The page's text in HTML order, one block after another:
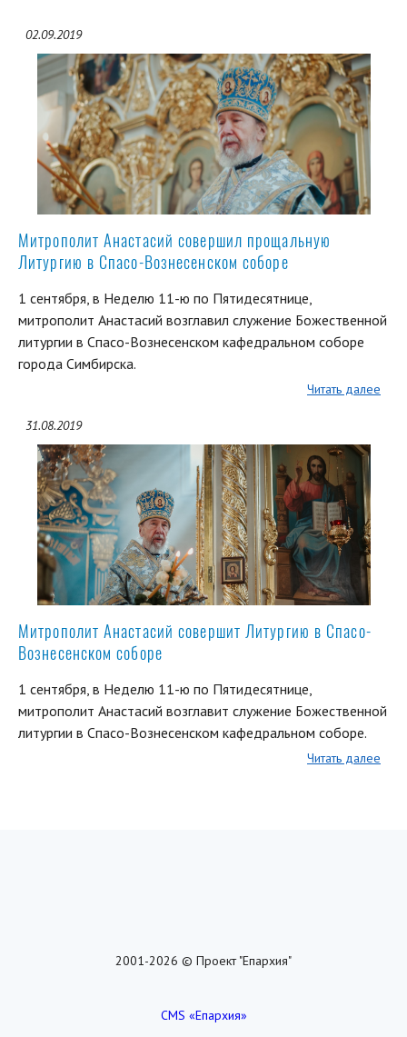
02.09.2019
Митрополит Анастасий совершил прощальную
Литургию в Спасо-Вознесенском соборе
1 сентября, в Неделю 11-ю по Пятидесятнице,
митрополит Анастасий возглавил служение Божественной
литургии в Спасо-Вознесенском кафедральном соборе
города Симбирска.
Читать далее
31.08.2019
Митрополит Анастасий совершит Литургию в Спасо-
Вознесенском соборе
1 сентября, в Неделю 11-ю по Пятидесятнице,
митрополит Анастасий возглавит служение Божественной
литургии в Спасо-Вознесенском кафедральном соборе.
Читать далее
2001-2026 © Проект "Епархия"
CMS «Епархия»